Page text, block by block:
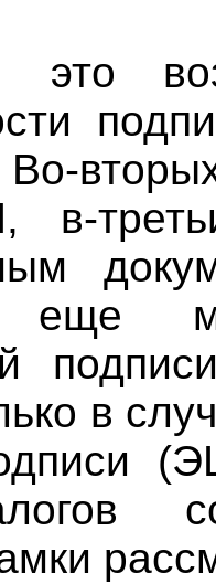
это
Во-
в-
еще
в